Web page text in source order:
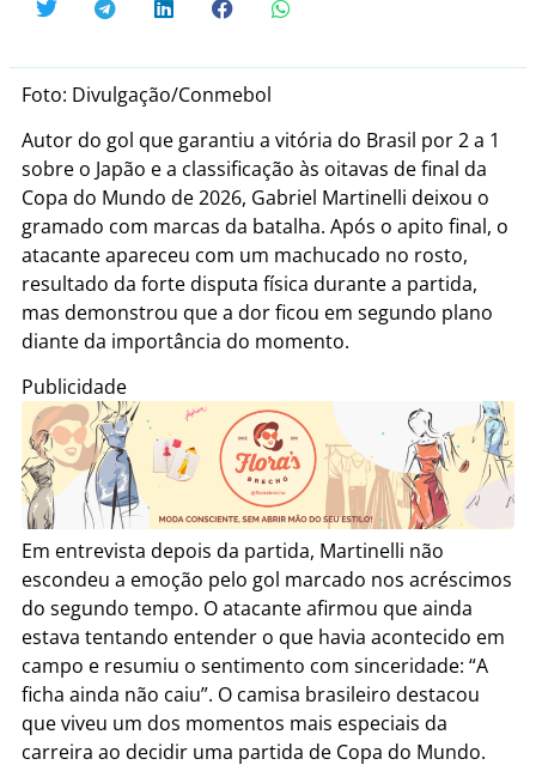
Foto: Divulgação/Conmebol
Autor do gol que garantiu a vitória do Brasil por 2 a 1
sobre o Japão e a classificação às oitavas de final da
Copa do Mundo de 2026, Gabriel Martinelli deixou o
gramado com marcas da batalha. Após o apito final, o
atacante apareceu com um machucado no rosto,
resultado da forte disputa física durante a partida,
mas demonstrou que a dor ficou em segundo plano
diante da importância do momento.
Publicidade
Em entrevista depois da partida, Martinelli não
escondeu a emoção pelo gol marcado nos acréscimos
do segundo tempo. O atacante afirmou que ainda
estava tentando entender o que havia acontecido em
campo e resumiu o sentimento com sinceridade: “A
ficha ainda não caiu”. O camisa brasileiro destacou
que viveu um dos momentos mais especiais da
carreira ao decidir uma partida de Copa do Mundo.